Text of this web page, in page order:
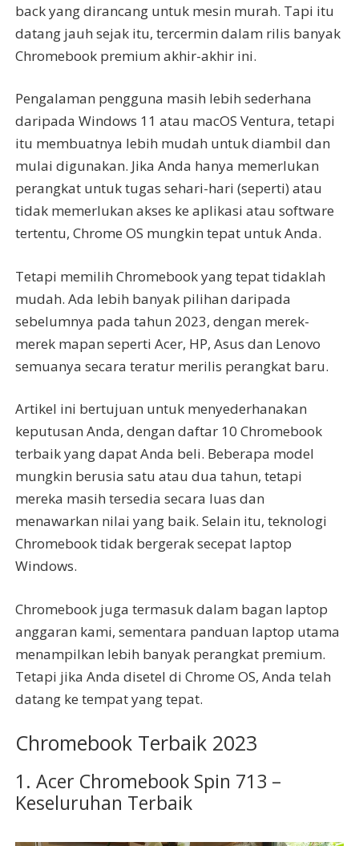
back yang dirancang untuk mesin murah. Tapi itu
datang jauh sejak itu, tercermin dalam rilis banyak
Chromebook premium akhir-akhir ini.
Pengalaman pengguna masih lebih sederhana
daripada Windows 11 atau macOS Ventura, tetapi
itu membuatnya lebih mudah untuk diambil dan
mulai digunakan. Jika Anda hanya memerlukan
perangkat untuk tugas sehari-hari (seperti) atau
tidak memerlukan akses ke aplikasi atau software
tertentu, Chrome OS mungkin tepat untuk Anda.
Tetapi memilih Chromebook yang tepat tidaklah
mudah. Ada lebih banyak pilihan daripada
sebelumnya pada tahun 2023, dengan merek-
merek mapan seperti Acer, HP, Asus dan Lenovo
semuanya secara teratur merilis perangkat baru.
Artikel ini bertujuan untuk menyederhanakan
keputusan Anda, dengan daftar 10 Chromebook
terbaik yang dapat Anda beli. Beberapa model
mungkin berusia satu atau dua tahun, tetapi
mereka masih tersedia secara luas dan
menawarkan nilai yang baik. Selain itu, teknologi
Chromebook tidak bergerak secepat laptop
Windows.
Chromebook juga termasuk dalam bagan laptop
anggaran kami, sementara panduan laptop utama
menampilkan lebih banyak perangkat premium.
Tetapi jika Anda disetel di Chrome OS, Anda telah
datang ke tempat yang tepat.
Chromebook Terbaik 2023
1. Acer Chromebook Spin 713 –
Keseluruhan Terbaik